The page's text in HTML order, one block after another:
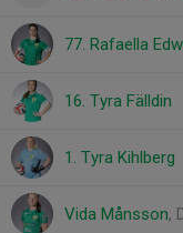
77. Rafaella
16. Tyra Fälldin
1. Tyra Kihlberg
Vida Månsson,